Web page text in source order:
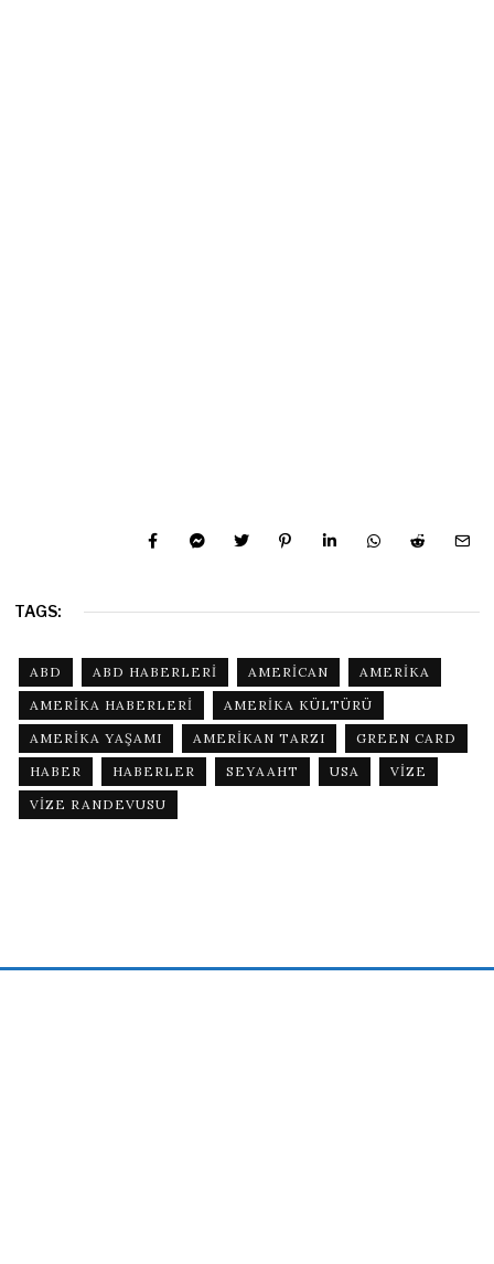
TAGS:
ABD ABD HABERLERI AMERICAN
AMERIKA
AMERIKA HABERLERI
AMERIKA KÜLTÜRÜ
AMERIKA YAŞAMI
AMERIKAN TARZI
GREEN CARD
HABER
HABERLER SEYAAHT USA
VIZE
VIZE RANDEVUSU